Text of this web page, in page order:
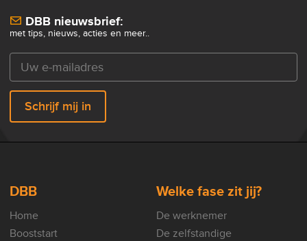
DBB nieuwsbrief:
met tips, nieuws, acties en meer..
Schrijf mij in
DBB
Home
Booststart
Welke fase zit jij?
De werknemer
De zelfstandige